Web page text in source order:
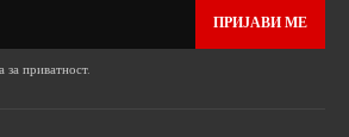
ПРИЈАВИ МЕ
за приватност.